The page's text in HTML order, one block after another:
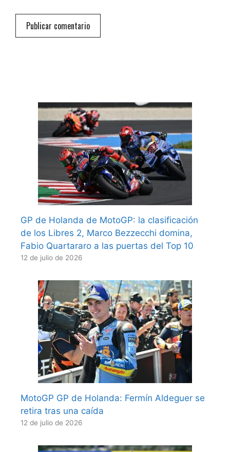
GP de Holanda de MotoGP: la clasificación
de los Libres 2, Marco Bezzecchi domina,
Fabio Quartararo a las puertas del Top 10
12 de julio de 2026
MotoGP GP de Holanda: Fermín Aldeguer se
retira tras una caída
12 de julio de 2026